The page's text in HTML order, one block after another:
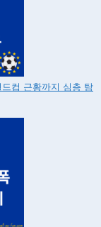
컵 근황까지 심층 탐